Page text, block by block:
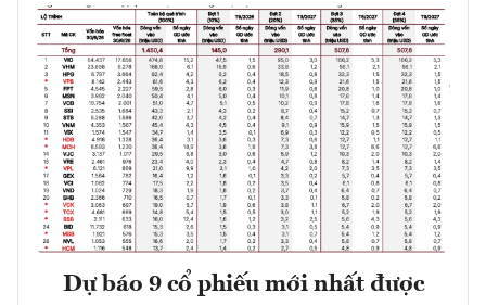
Dự báo 9 cổ phiếu mới nhất được